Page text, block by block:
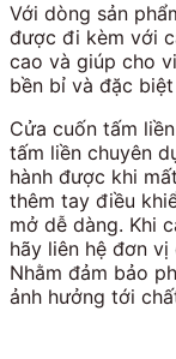
Với dòng sản
được đi kèm với
cao và giúp cho
bền bỉ và đặc
Cửa cuốn tấm
tấm liền chuyên
hành được khi
thêm tay điều
mở dễ dàng. Khi
hãy liên hệ đơn
Nhằm đảm bảo
ảnh hưởng tới